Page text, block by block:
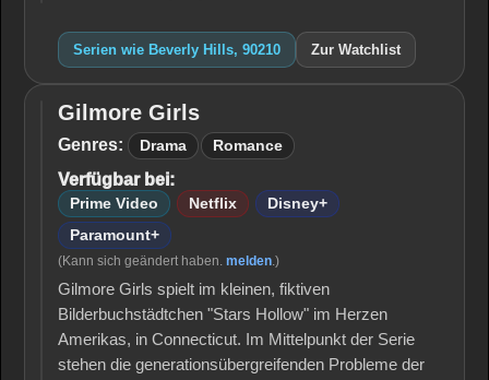
Serien wie Beverly Hills, 90210 Zur Watchlist
Gilmore
Girls
Gilmore Girls
Genres: Drama Romance
Verfügbar bei:
Prime Video Netflix
Disney+
Paramount+
(Kann sich geändert haben. melden.)
Gilmore Girls spielt im kleinen, fiktiven
Bilderbuchstädtchen "Stars Hollow" im Herzen
Amerikas, in Connecticut. Im Mittelpunkt der Serie
stehen die generationsübergreifenden Probleme der